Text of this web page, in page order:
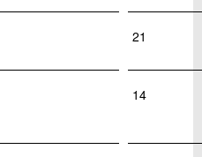
21
14